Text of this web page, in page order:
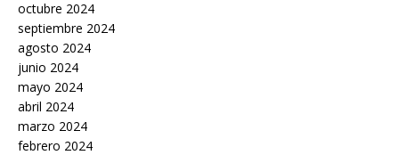
octubre 2024
septiembre 2024
agosto 2024
junio 2024
mayo 2024
abril 2024
marzo 2024
febrero 2024